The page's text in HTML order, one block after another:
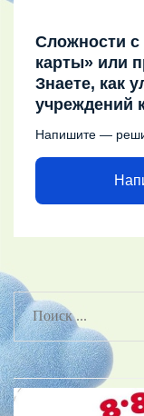
Сложности с
карты» или
Знаете, как
учреждений
Напишите —